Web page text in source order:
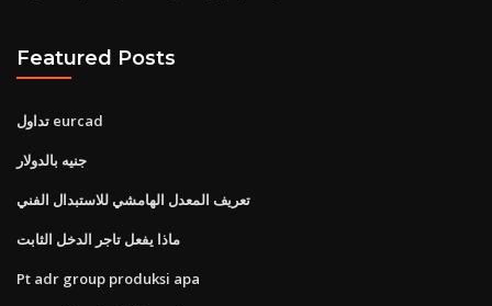
Featured Posts
تداول eurcad
جنيه بالدولار
تعريف المعدل الهامشي للاستبدال الفني
ماذا يفعل تاجر الدخل الثابت
Pt adr group produksi apa